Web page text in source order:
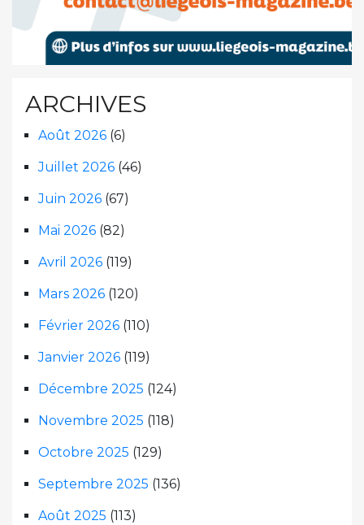
ARCHIVES
Août 2026 (6)
Juillet 2026 (46)
Juin 2026 (67)
Mai 2026 (82)
Avril 2026 (119)
Mars 2026 (120)
Février 2026 (110)
Janvier 2026 (119)
Décembre 2025 (124)
Novembre 2025 (118)
Octobre 2025 (129)
Septembre 2025 (136)
Août 2025 (113)